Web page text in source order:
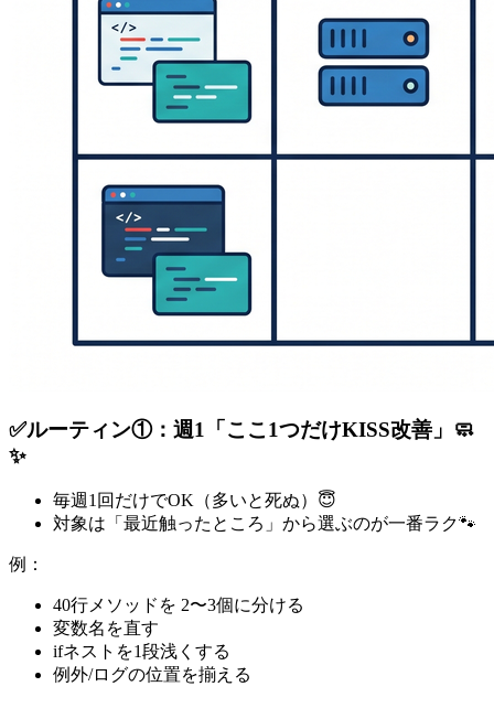
✅ルーティン①：週1「ここ1つだけKISS改善」🧼
✨
毎週1回だけでOK（多いと死ぬ）😇
対象は「最近触ったところ」から選ぶのが一番ラク🐾
例：
40行メソッドを 2〜3個に分ける
変数名を直す
ifネストを1段浅くする
例外/ログの位置を揃える